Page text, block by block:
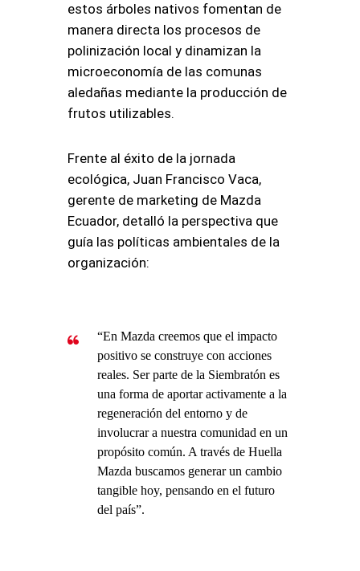
estos árboles nativos fomentan de
manera directa los procesos de
polinización local y dinamizan la
microeconomía de las comunas
aledañas mediante la producción de
frutos utilizables.
Frente al éxito de la jornada
ecológica, Juan Francisco Vaca,
gerente de marketing de Mazda
Ecuador, detalló la perspectiva que
guía las políticas ambientales de la
organización:
“En Mazda creemos que el impacto
positivo se construye con acciones
reales. Ser parte de la Siembratón es
una forma de aportar activamente a la
regeneración del entorno y de
involucrar a nuestra comunidad en un
propósito común. A través de Huella
Mazda buscamos generar un cambio
tangible hoy, pensando en el futuro
del país”.